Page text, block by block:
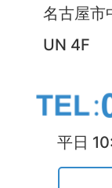
名古屋市
UN 4F
平日